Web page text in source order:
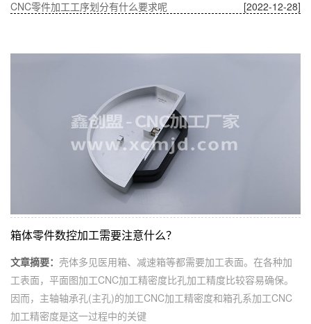
[2022-12-28]
CNC零件加工工序划分有什么要求呢
箱体零件数控加工需要注意什么？
文章摘要： 壳体多见医用箱、减速箱等都需要加工表面。在各种加
工表面，平面图加工CNC加工精密度比孔加工精度比较容易确保。
因而，主轴轴承孔(主孔)的加工CNC加工精密度和箱孔系加工CNC
加工精密度是这一过程中的关键